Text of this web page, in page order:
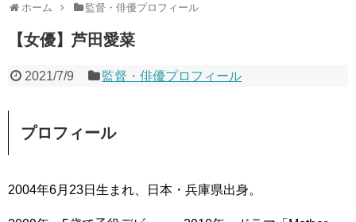
ホーム 監督・俳優プロフィール
【女優】芦田愛菜
2021/7/9 監督・俳優プロフィール
プロフィール
2004年6月23日生まれ、日本・兵庫県出身。